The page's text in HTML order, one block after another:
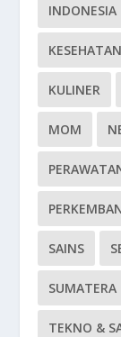
INDONESIA
KULINER
MOM
SAINS
SUMATERA
TEKNO &